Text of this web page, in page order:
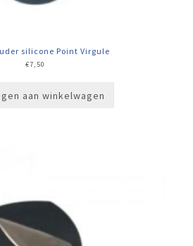
silicone Point Virgule
€7,50
aan winkelwagen